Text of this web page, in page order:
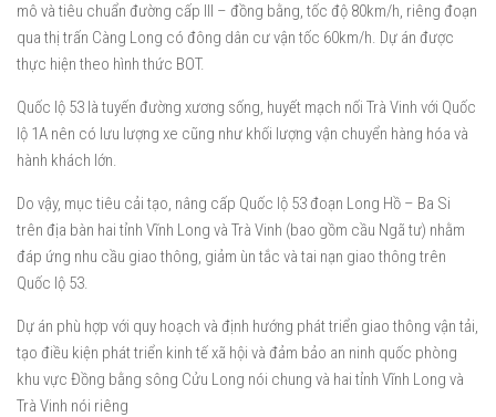
mô và tiêu chuẩn đường cấp III – đồng bằng, tốc độ 80km/h, riêng đoạn
qua thị trấn Càng Long có đông dân cư vận tốc 60km/h. Dự án được
thực hiện theo hình thức BOT.
Quốc lộ 53 là tuyến đường xương sống, huyết mạch nối Trà Vinh với Quốc
lộ 1A nên có lưu lượng xe cũng như khối lượng vận chuyển hàng hóa và
hành khách lớn.
Do vậy, mục tiêu cải tạo, nâng cấp Quốc lộ 53 đoạn Long Hồ – Ba Si
trên địa bàn hai tỉnh Vĩnh Long và Trà Vinh (bao gồm cầu Ngã tư) nhằm
đáp ứng nhu cầu giao thông, giảm ùn tắc và tai nạn giao thông trên
Quốc lộ 53.
Dự án phù hợp với quy hoạch và định hướng phát triển giao thông vận tải,
tạo điều kiện phát triển kinh tế xã hội và đảm bảo an ninh quốc phòng
khu vực Đồng bằng sông Cửu Long nói chung và hai tỉnh Vĩnh Long và
Trà Vinh nói riêng